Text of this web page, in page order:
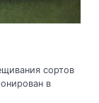
сортов
в